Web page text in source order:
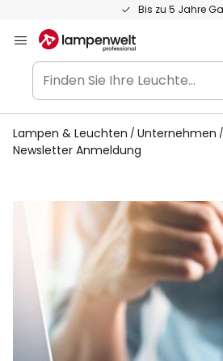
Bis zu 5 Jahre
Inhalt
springen
Finden
Sie
Ihre
Leuchte...
Lampen & Leuchten
Unternehmen
Newsletter Anmeldung